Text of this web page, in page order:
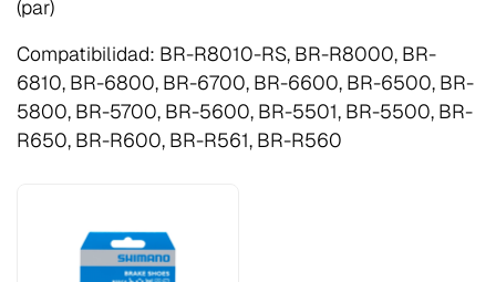
(par)
Compatibilidad: BR-R8010-RS, BR-R8000, BR-
6810, BR-6800, BR-6700, BR-6600, BR-6500, BR-
5800, BR-5700, BR-5600, BR-5501, BR-5500, BR-
R650, BR-R600, BR-R561, BR-R560